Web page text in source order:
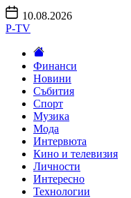
Skip
to
the
content
10.08.2026
P-TV
Финанси
Новини
Събития
Спорт
Музика
Мода
Интервюта
Кино и телевизия
Личности
Интересно
Технологии